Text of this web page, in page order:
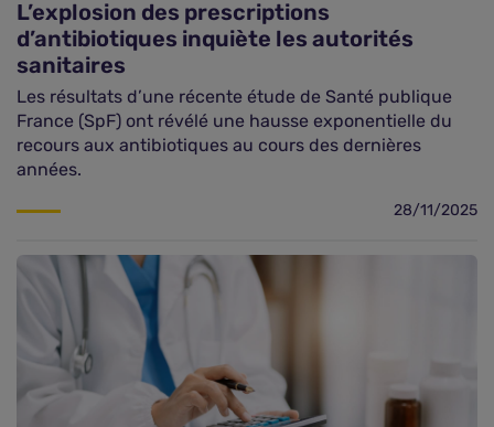
L’explosion des prescriptions
d’antibiotiques inquiète les autorités
sanitaires
Les résultats d’une récente étude de Santé publique
France (SpF) ont révélé une hausse exponentielle du
recours aux antibiotiques au cours des dernières
années.
28/11/2025